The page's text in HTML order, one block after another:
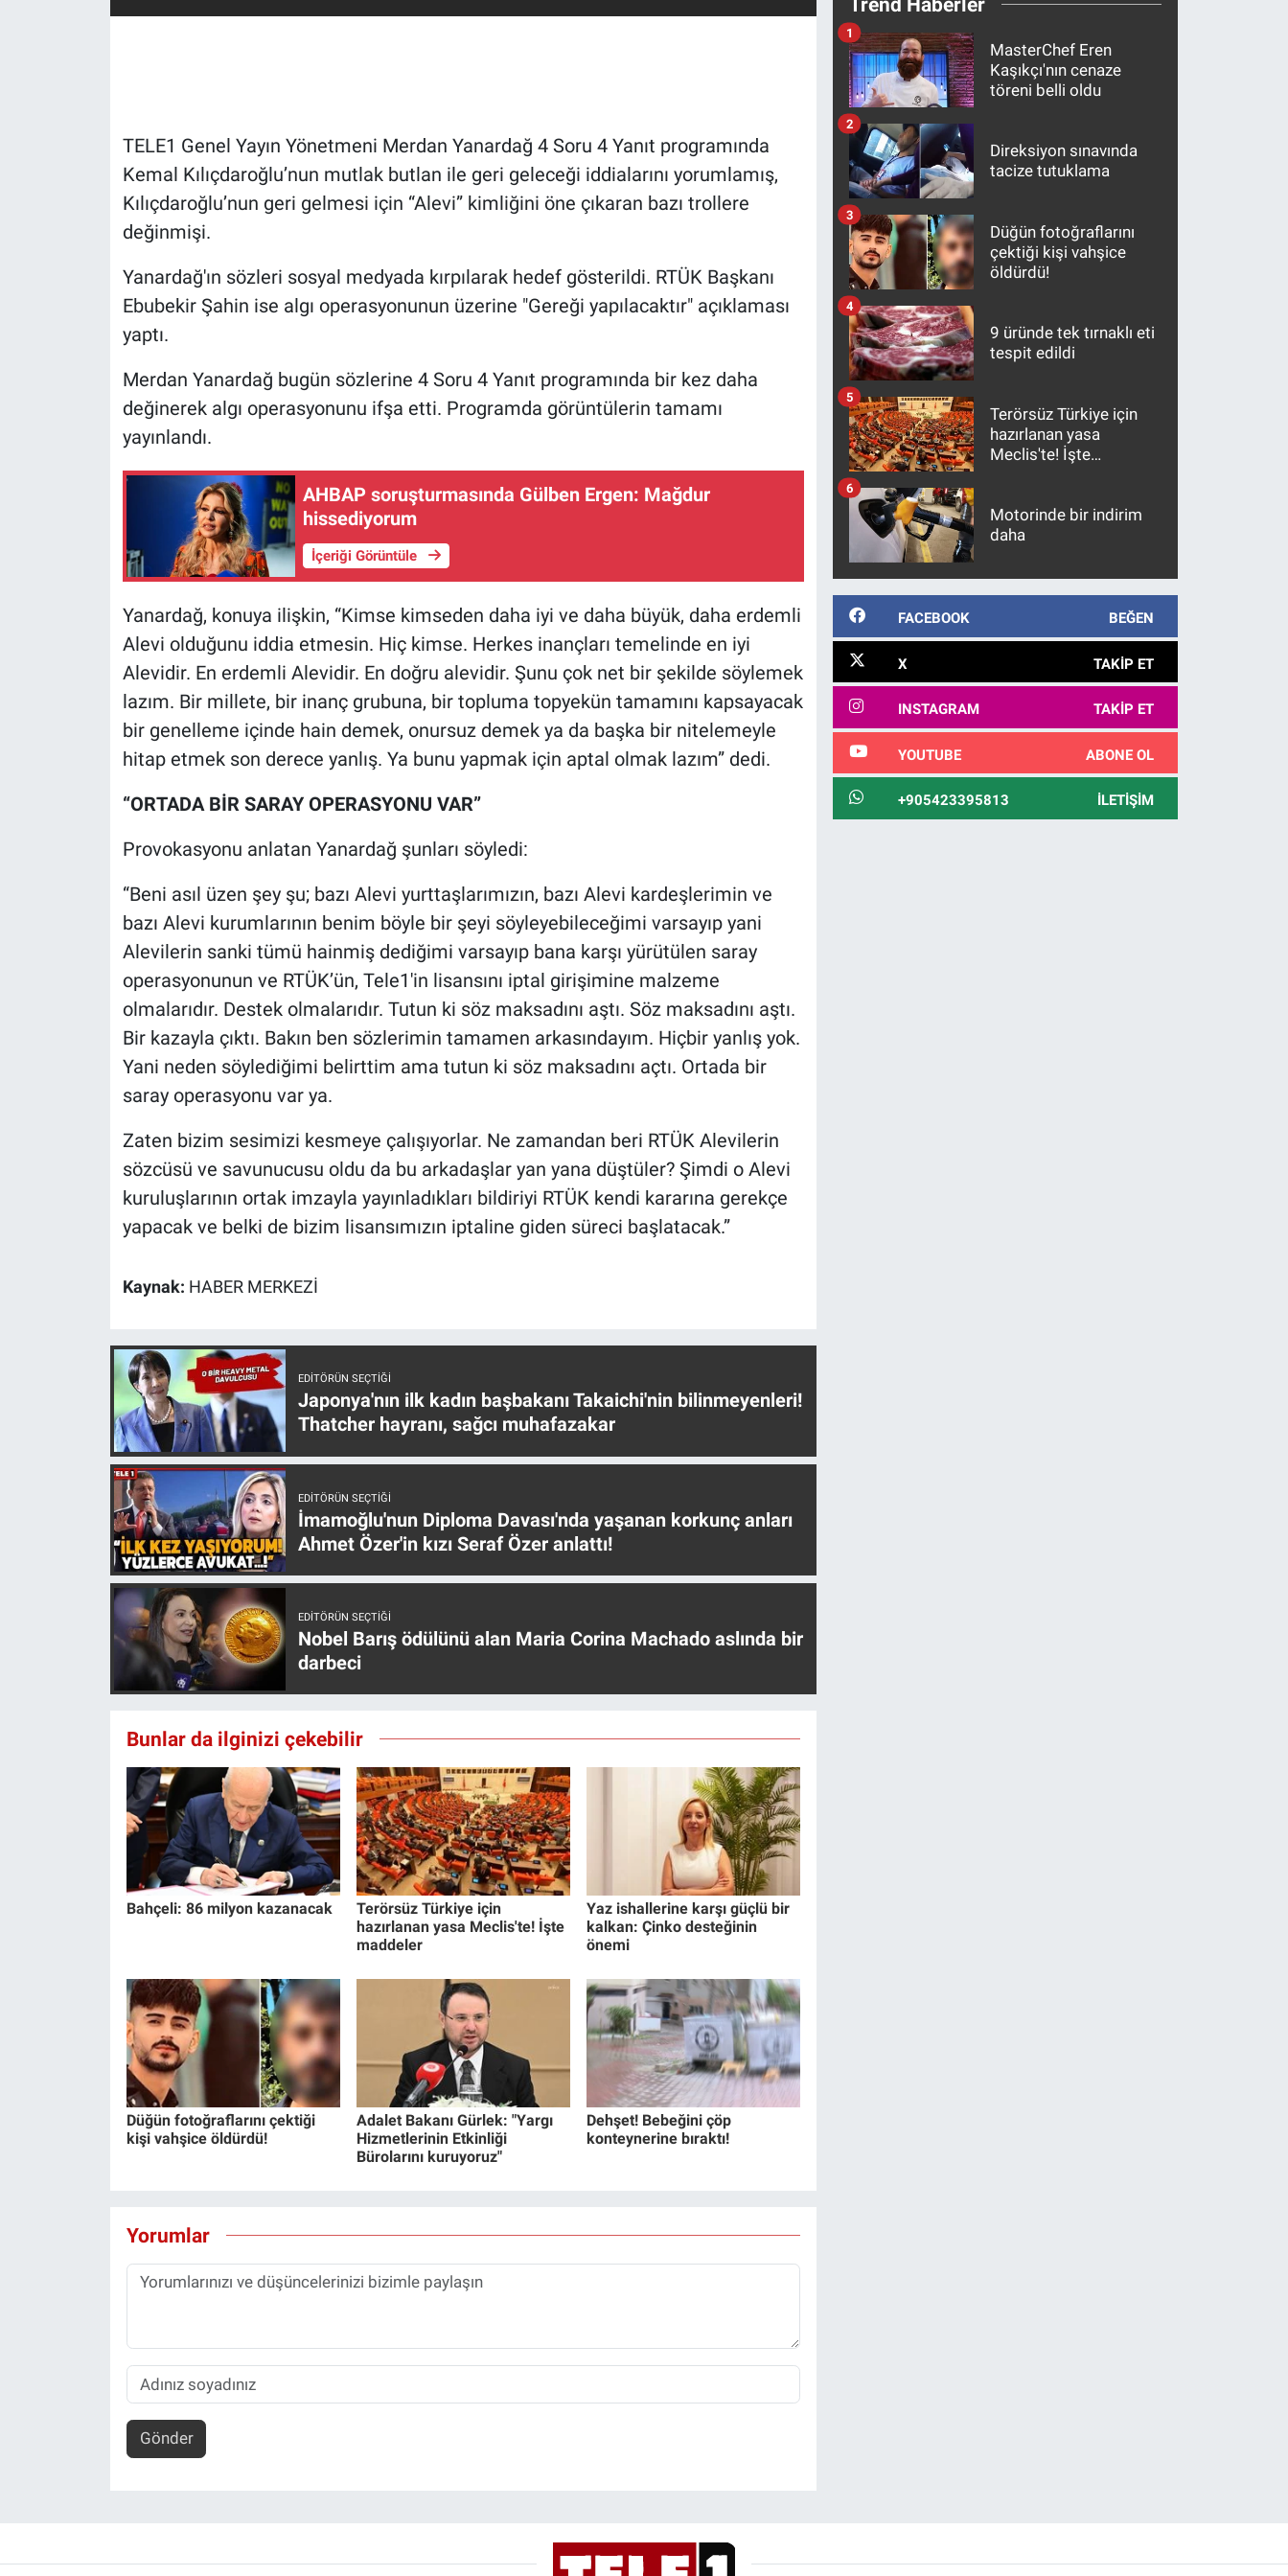
TELE1 Genel Yayın Yönetmeni Merdan Yanardağ 4 Soru 4 Yanıt programında
Kemal Kılıçdaroğlu’nun mutlak butlan ile geri geleceği iddialarını yorumlamış,
Kılıçdaroğlu’nun geri gelmesi için “Alevi” kimliğini öne çıkaran bazı trollere
değinmişi.
Yanardağ'ın sözleri sosyal medyada kırpılarak hedef gösterildi. RTÜK Başkanı
Ebubekir Şahin ise algı operasyonunun üzerine "Gereği yapılacaktır" açıklaması
yaptı.
Merdan Yanardağ bugün sözlerine 4 Soru 4 Yanıt programında bir kez daha
değinerek algı operasyonunu ifşa etti. Programda görüntülerin tamamı
yayınlandı.
AHBAP soruşturmasında Gülben Ergen: Mağdur
hissediyorum
İçeriği Görüntüle
Yanardağ, konuya ilişkin, “Kimse kimseden daha iyi ve daha büyük, daha erdemli
Alevi olduğunu iddia etmesin. Hiç kimse. Herkes inançları temelinde en iyi
Alevidir. En erdemli Alevidir. En doğru alevidir. Şunu çok net bir şekilde söylemek
lazım. Bir millete, bir inanç grubuna, bir topluma topyekün tamamını kapsayacak
bir genelleme içinde hain demek, onursuz demek ya da başka bir nitelemeyle
hitap etmek son derece yanlış. Ya bunu yapmak için aptal olmak lazım” dedi.
“ORTADA BİR SARAY OPERASYONU VAR”
Provokasyonu anlatan Yanardağ şunları söyledi:
“Beni asıl üzen şey şu; bazı Alevi yurttaşlarımızın, bazı Alevi kardeşlerimin ve
bazı Alevi kurumlarının benim böyle bir şeyi söyleyebileceğimi varsayıp yani
Alevilerin sanki tümü hainmiş dediğimi varsayıp bana karşı yürütülen saray
operasyonunun ve RTÜK’ün, Tele1'in lisansını iptal girişimine malzeme
olmalarıdır. Destek olmalarıdır. Tutun ki söz maksadını aştı. Söz maksadını aştı.
Bir kazayla çıktı. Bakın ben sözlerimin tamamen arkasındayım. Hiçbir yanlış yok.
Yani neden söylediğimi belirttim ama tutun ki söz maksadını açtı. Ortada bir
saray operasyonu var ya.
Zaten bizim sesimizi kesmeye çalışıyorlar. Ne zamandan beri RTÜK Alevilerin
sözcüsü ve savunucusu oldu da bu arkadaşlar yan yana düştüler? Şimdi o Alevi
kuruluşlarının ortak imzayla yayınladıkları bildiriyi RTÜK kendi kararına gerekçe
yapacak ve belki de bizim lisansımızın iptaline giden süreci başlatacak.”
Kaynak: HABER MERKEZİ
EDITÖRÜN SEÇTIĞI
Japonya'nın ilk kadın başbakanı Takaichi'nin bilinmeyenleri!
Thatcher hayranı, sağcı muhafazakar
EDITÖRÜN SEÇTIĞI
İmamoğlu'nun Diploma Davası'nda yaşanan korkunç anları
Ahmet Özer'in kızı Seraf Özer anlattı!
EDITÖRÜN SEÇTIĞI
Nobel Barış ödülünü alan Maria Corina Machado aslında bir
darbeci
Bunlar da ilginizi çekebilir
Bahçeli: 86 milyon kazanacak
Terörsüz Türkiye için
hazırlanan yasa Meclis'te! İşte
maddeler
Yaz ishallerine karşı güçlü bir
kalkan: Çinko desteğinin
önemi
Düğün fotoğraflarını çektiği
kişi vahşice öldürdü!
Adalet Bakanı Gürlek: "Yargı
Hizmetlerinin Etkinliği
Bürolarını kuruyoruz"
Dehşet! Bebeğini çöp
konteynerine bıraktı!
Yorumlar
Gönder
MasterChef Eren
Kaşıkçı'nın cenaze
töreni belli oldu
1
Direksiyon sınavında
tacize tutuklama
2
Düğün fotoğraflarını
çektiği kişi vahşice
öldürdü!
3
9 üründe tek tırnaklı eti
tespit edildi
4
Terörsüz Türkiye için
hazırlanan yasa
Meclis'te! İşte
5
Motorinde bir indirim
daha
6
FACEBOOK BEĞEN
X TAKIP ET
INSTAGRAM TAKIP ET
YOUTUBE ABONE OL
+905423395813 İLETIŞIM
Koronavirüs
Kültür Sanat
Ne demişti
Teknoloji
Türkiye'nin Geleceği
Canlı Yayın